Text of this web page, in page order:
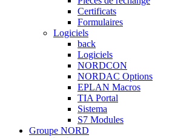
Certificats
Formulaires
Logiciels
back
Logiciels
NORDCON
NORDAC Options
EPLAN Macros
TIA Portal
Sistema
S7 Modules
Groupe NORD